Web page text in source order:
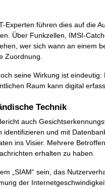
Experten führen dies auf die
Über Funkzellen, IMSI-
wer sich wann an einem
Zuordnung.
seine Wirkung ist
Raum kann digital
Technik
auch
identifizieren und mit
ins Visier. Mehrere
erhalten zu haben.
„SIAM“ sein, das
der